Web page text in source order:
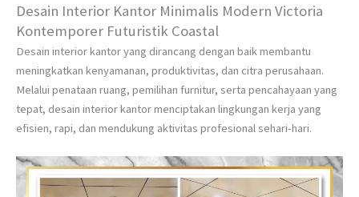
Desain Interior Kantor Minimalis Modern Victoria
Kontemporer Futuristik Coastal
Desain interior kantor yang dirancang dengan baik membantu
meningkatkan kenyamanan, produktivitas, dan citra perusahaan.
Melalui penataan ruang, pemilihan furnitur, serta pencahayaan yang
tepat, desain interior kantor menciptakan lingkungan kerja yang
efisien, rapi, dan mendukung aktivitas profesional sehari-hari.